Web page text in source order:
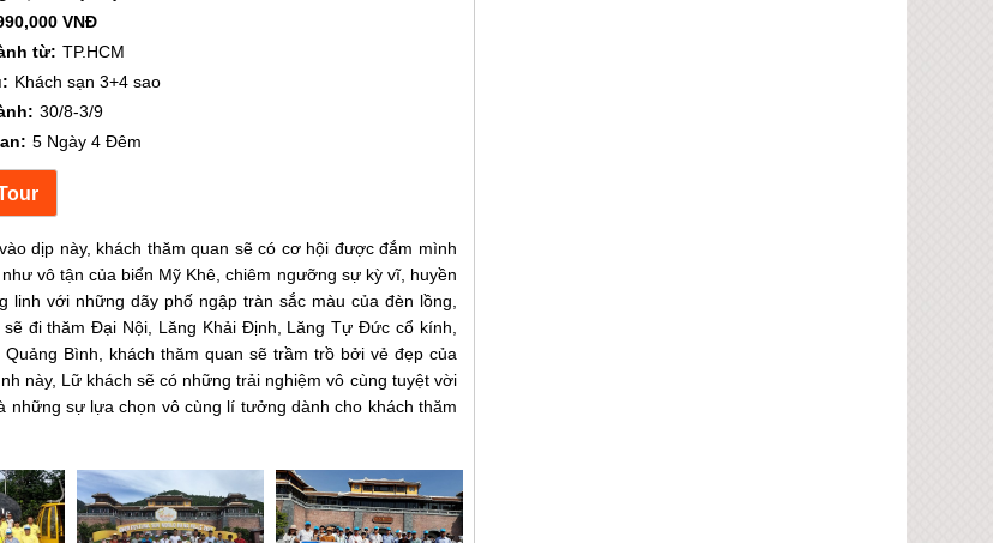
VNĐ
từ: TP.HCM
Khách sạn 3+4 sao
30/8-3/9
5 Ngày 4 Đêm
dịp này, khách thăm quan sẽ có cơ hội được đắm mình
vô tận của biển Mỹ Khê, chiêm ngưỡng sự kỳ vĩ, huyền
với những dãy phố ngập tràn sắc màu của đèn lồng,
đi thăm Đại Nội, Lăng Khải Định, Lăng Tự Đức cổ kính,
Bình, khách thăm quan sẽ trầm trồ bởi vẻ đẹp của
này, Lữ khách sẽ có những trải nghiệm vô cùng tuyệt vời
sự lựa chọn vô cùng lí tưởng dành cho khách thăm